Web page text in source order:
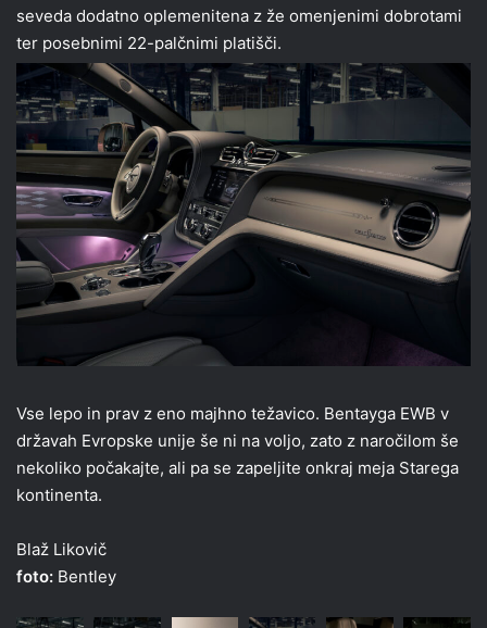
seveda dodatno oplemenitena z že omenjenimi dobrotami
ter posebnimi 22-palčnimi platišči.
Vse lepo in prav z eno majhno težavico. Bentayga EWB v
državah Evropske unije še ni na voljo, zato z naročilom še
nekoliko počakajte, ali pa se zapeljite onkraj meja Starega
kontinenta.
Blaž Likovič
foto: Bentley